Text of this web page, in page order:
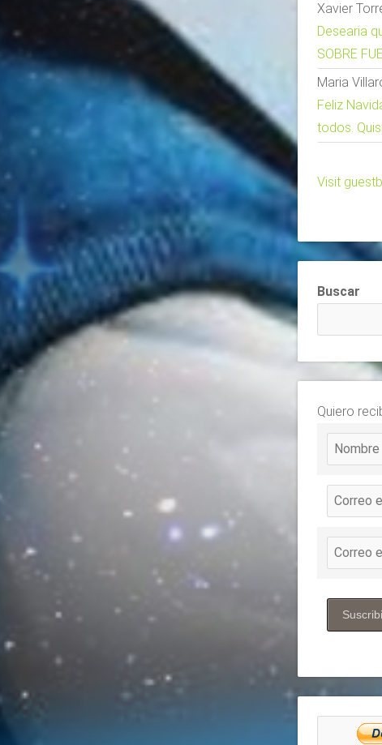
Xavier
Desearia
SOBRE
Maria
Feliz
todos.
Visit
Buscar
Quiero